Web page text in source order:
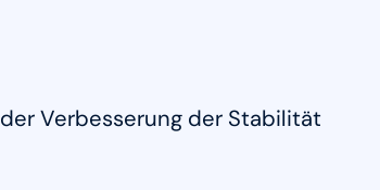
Verbesserung der Stabilität